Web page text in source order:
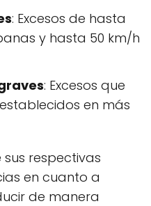
: Excesos de hasta
y hasta 50 km/h
: Excesos que
en más
respectivas
en cuanto a
de manera